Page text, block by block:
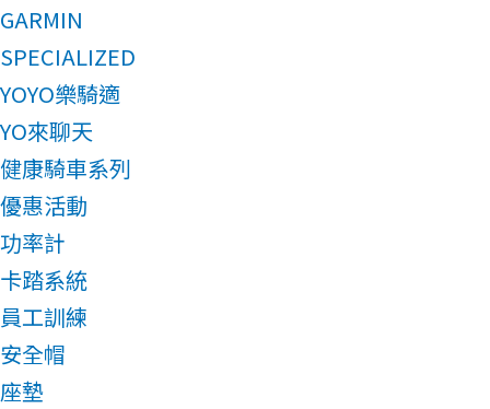
GARMIN
SPECIALIZED
YOYO樂騎適
YO來聊天
健康騎車系列
優惠活動
功率計
卡踏系統
員工訓練
安全帽
座墊